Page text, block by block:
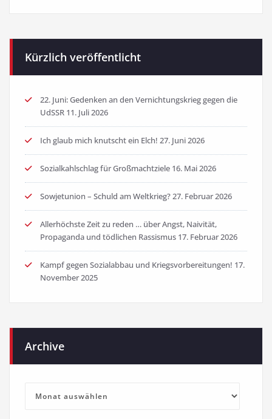
Kürzlich veröffentlicht
22. Juni: Gedenken an den Vernichtungskrieg gegen die
UdSSR 11. Juli 2026
Ich glaub mich knutscht ein Elch! 27. Juni 2026
Sozialkahlschlag für Großmachtziele 16. Mai 2026
Sowjetunion – Schuld am Weltkrieg?27. Februar 2026
Allerhöchste Zeit zu reden … über Angst, Naivität,
Propaganda und tödlichen Rassismus 17. Februar 2026
Kampf gegen Sozialabbau und Kriegsvorbereitungen! 17.
November 2025
Archive